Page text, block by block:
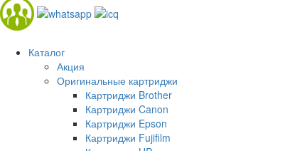
Каталог
Акция
Оригинальные картриджи
Картриджи Brother
Картриджи Canon
Картриджи Epson
Картриджи Fujifilm